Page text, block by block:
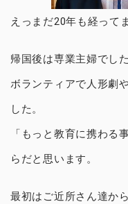
えっまだ20年も経って
帰国後は専業主婦でした
ボランティアで人形劇
した。
「もっと教育に携わる
らだと思います。
最初はご近所さん達か